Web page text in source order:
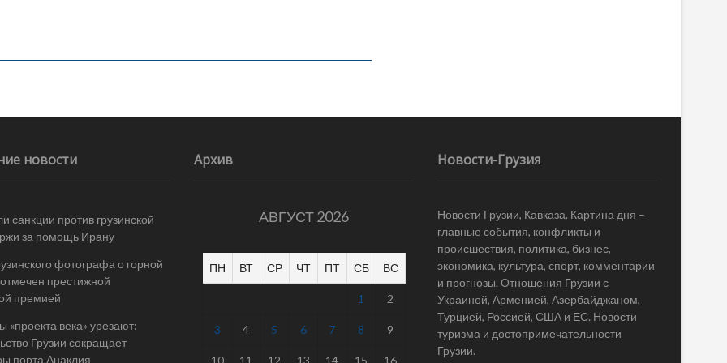
новости
санкции против грузинской
за помощь Ирану
фотографа о горной
престижной
премией
«проекта века» урезают:
Грузии сокращает
порта Анаклия
Архив
АВГУСТ 2026
ПН ВТ СР ЧТ ПТ СБ ВС
1 2
3 4 5 6 7 8 9
10 11 12 13 14 15 16
Новости-Грузия
Новости Грузии, Кавказа. Картина дня –
главные события, конфликты и
происшествия, политика, бизнес,
экономика, культура, спорт, комментарии
и прогнозы. Отношения Грузии с
Украиной, Арменией, Азербайджаном,
Турцией, Россией, США и ЕС. Новости
туризма и достопримечательности
Грузии.